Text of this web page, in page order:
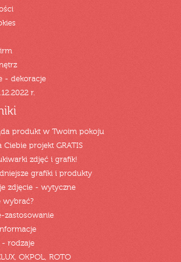
- dekoracje
r.
produkt w Twoim pokoju
projekt GRATIS
zdjęć i grafik!
grafiki i produkty
zdjęcie - wytyczne
wybrać?
zastosowanie
rodzaje
OKPOL, ROTO